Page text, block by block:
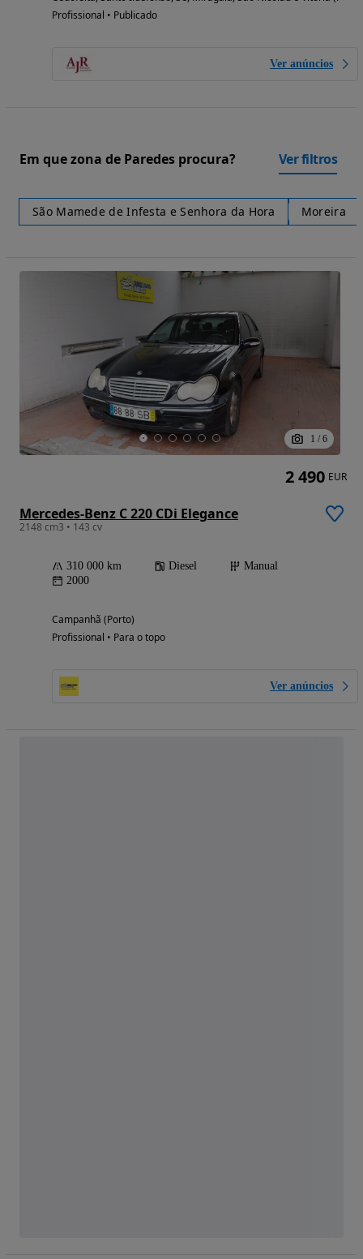
Profissional • Publicado
Ver anúncios
Em que zona de Paredes procura? Ver filtros
São Mamede de Infesta e Senhora da Hora Moreira
1 / 6
Mercedes-Benz C 220 CDi Elegance
2148 cm3 • 143 cv
310 000 km Diesel
Manual
2000
Campanhã (Porto)
Profissional • Para o topo
Ver anúncios
2 490 EUR